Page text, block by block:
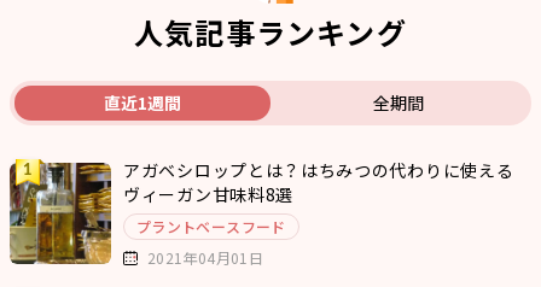
人気記事ランキング
直近1週間 全期間
アガベシロップとは？はちみつの代わりに使える
ヴィーガン甘味料8選
プラントベースフード
2021年04月01日